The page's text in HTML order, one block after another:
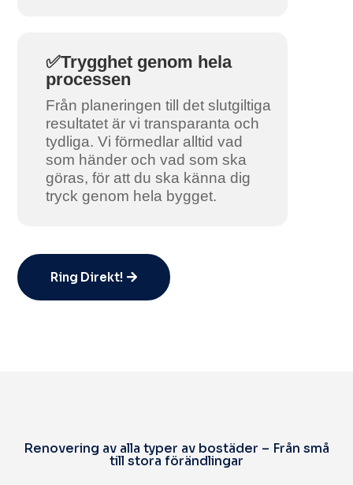
✅Trygghet genom hela
processen
Från planeringen till det slutgiltiga
resultatet är vi transparanta och
tydliga. Vi förmedlar alltid vad
som händer och vad som ska
göras, för att du ska känna dig
tryck genom hela bygget.
Ring Direkt!
Renovering av alla typer av bostäder – Från små
till stora förändlingar